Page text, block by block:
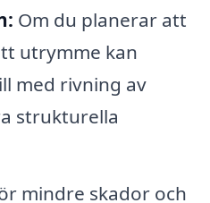
Om du planerar att
utrymme kan
med rivning av
strukturella
mindre skador och